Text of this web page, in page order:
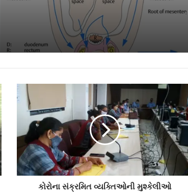
તેના વિશે જાણો.
વિરારમાં ‘દૃષ્ટિ આઈ હોસ્પિટલ’ના આધુનિક
વિસ્તરણનું ઉદ્ઘાટન; વર્લ્ડ ક્લાસ આંખોની
સારવાર હવે સ્થાનિક સ્તરે ઉપલબ્ધ
કોરોના સંક્રમિત વ્યક્તિઓની મુશ્કેલીઓ